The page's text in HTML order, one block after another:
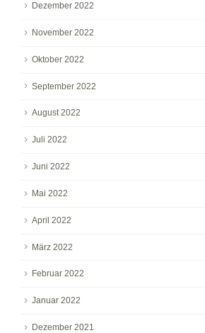
Dezember 2022
November 2022
Oktober 2022
September 2022
August 2022
Juli 2022
Juni 2022
Mai 2022
April 2022
März 2022
Februar 2022
Januar 2022
Dezember 2021